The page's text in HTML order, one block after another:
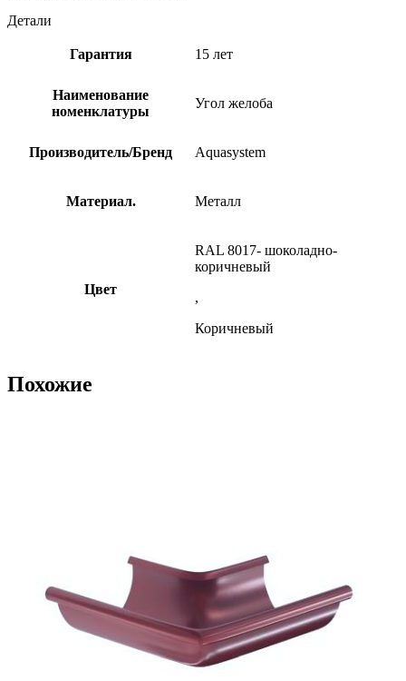
Детали
Гарантия 15 лет
Наименование
номенклатуры
Угол желоба
Производитель/Бренд Aquasystem
Материал. Металл
Цвет
RAL 8017- шоколадно-
коричневый
,
Коричневый
Похожие